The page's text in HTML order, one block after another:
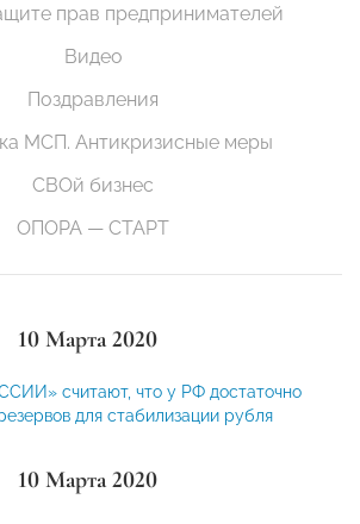
прав предпринимателей
Видео
Поздравления
МСП. Антикризисные меры
СВОй бизнес
ОПОРА — СТАРТ
10 Марта 2020
считают, что у РФ достаточно
для стабилизации рубля
10 Марта 2020